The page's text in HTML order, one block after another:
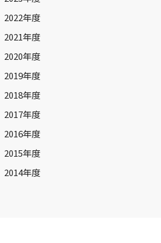
2022年度
2021年度
2020年度
2019年度
2018年度
2017年度
2016年度
2015年度
2014年度